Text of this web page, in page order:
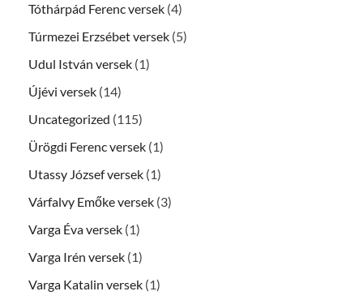
Tóthárpád Ferenc versek (4)
Túrmezei Erzsébet versek (5)
Udul István versek (1)
Újévi versek (14)
Uncategorized (115)
Ürögdi Ferenc versek (1)
Utassy József versek (1)
Várfalvy Emőke versek (3)
Varga Éva versek (1)
Varga Irén versek (1)
Varga Katalin versek (1)